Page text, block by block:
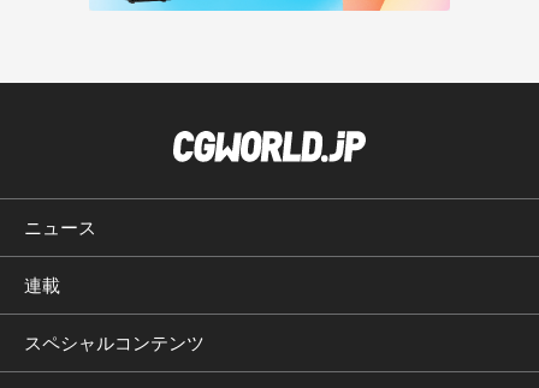
ニュース
連載
スペシャルコンテンツ